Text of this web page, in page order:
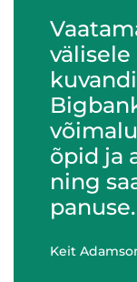
õpid ja
ning
panuse.
Keit